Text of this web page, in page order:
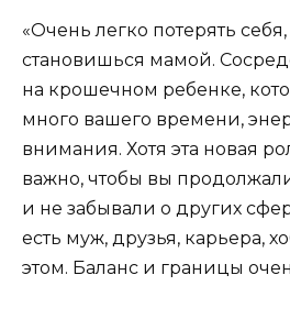
«Очень легко потерять себя,
становишься мамой.
на крошечном ребенке,
много вашего времени,
внимания. Хотя эта новая
важно, чтобы вы
и не забывали о других
есть муж, друзья, карьера,
этом. Баланс и границы